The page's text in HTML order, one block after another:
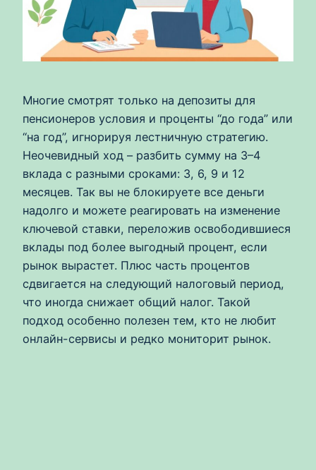
Многие смотрят только на депозиты для
пенсионеров условия и проценты “до года” или
“на год”, игнорируя лестничную стратегию.
Неочевидный ход – разбить сумму на 3–4
вклада с разными сроками: 3, 6, 9 и 12
месяцев. Так вы не блокируете все деньги
надолго и можете реагировать на изменение
ключевой ставки, переложив освободившиеся
вклады под более выгодный процент, если
рынок вырастет. Плюс часть процентов
сдвигается на следующий налоговый период,
что иногда снижает общий налог. Такой
подход особенно полезен тем, кто не любит
онлайн-сервисы и редко мониторит рынок.